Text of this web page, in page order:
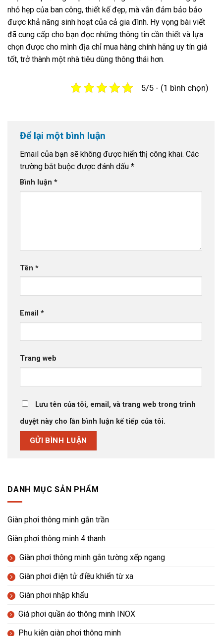
DANH MỤC SẢN PHẨM
Giàn phơi thông minh gắn trần
Giàn phơi thông minh 4 thanh
Giàn phơi thông minh gắn tường xếp ngang
Giàn phơi điện tử điều khiển từ xa
Giàn phơi nhập khẩu
Giá phơi quần áo thông minh INOX
Phụ kiện giàn phơi thông minh
nhỏ hẹp của ban công, thiết kế đẹp, mà vẫn đảm bảo bảo
được khả năng sinh hoạt của cả gia đình. Hy vọng bài viết
đã cung cấp cho bạn đọc những thông tin cần thiết và lựa
chọn được cho mình địa chỉ mua hàng chính hãng uy tín giá
tốt, trở thành một nhà tiêu dùng thông thái hơn.
5/5 - (1 bình chọn)
Để lại một bình luận
Email của bạn sẽ không được hiển thị công khai. Các
trường bắt buộc được đánh dấu *
Bình luận *
Tên *
Email *
Trang web
Lưu tên của tôi, email, và trang web trong trình
duyệt này cho lần bình luận kế tiếp của tôi.